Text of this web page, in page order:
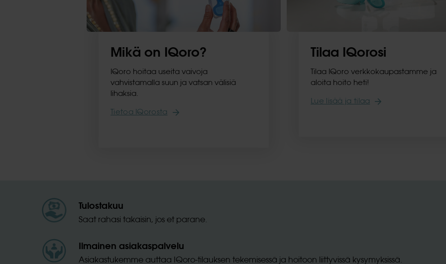
Mikä on IQoro?
IQoro hoitaa useita vaivoja
vahvistamalla suun ja vatsan välisiä
lihaksia.
Tietoa IQorosta
Tilaa IQorosi
Tilaa IQoro verkkokaupastamme ja
aloita hoito heti!
Lue lisää ja tilaa
Tulostakuu
Saat rahasi takaisin, jos et parane.
Ilmainen asiakaspalvelu
Asiakastukemme auttaa IQoro-tilauksen tekemisessä ja hoitoon liittyvissä kysymyksissä.